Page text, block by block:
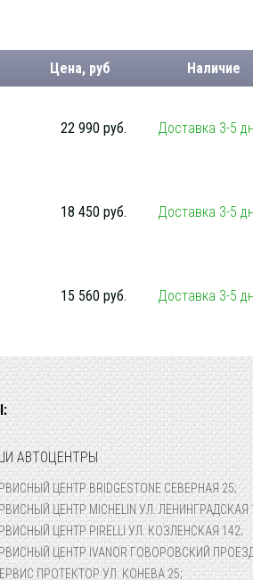
Цена, руб Наличие
22 990 руб. Доставка 3-5
18 450 руб. Доставка 3-5
15 560 руб. Доставка 3-5
АВТОЦЕНТРЫ
ЦЕНТР BRIDGESTONE СЕВЕРНАЯ 25;
ЦЕНТР MICHELIN УЛ. ЛЕНИНГРАДСКАЯ
ЦЕНТР PIRELLI УЛ. КОЗЛЕНСКАЯ 142;
ЦЕНТР IVANOR ГОВОРОВСКИЙ
ПРОТЕКТОР УЛ. КОНЕВА 25;